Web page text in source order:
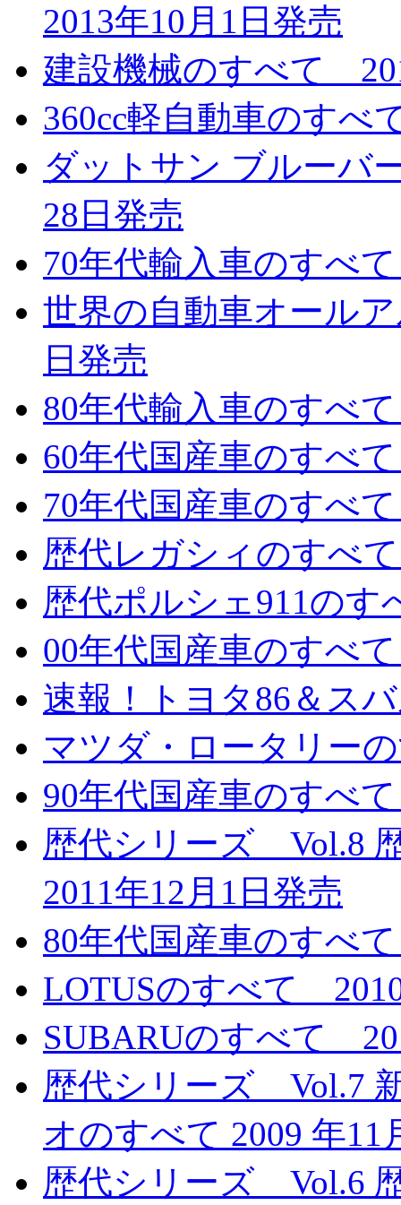
2013年10月1日発売
建設機械のすべて
360cc軽自動車のす
ダットサン ブルーバ
28日発売
70年代輸入車のすべ
世界の自動車オール
日発売
80年代輸入車のすべ
60年代国産車のすべ
70年代国産車のすべ
歴代レガシィのすべ
歴代ポルシェ911の
00年代国産車のすべ
速報！トヨタ86＆ス
マツダ・ロータリー
90年代国産車のすべ
歴代シリーズ Vol.8
2011年12月1日発売
80年代国産車のすべ
LOTUSのすべて
SUBARUのすべて
歴代シリーズ Vol.7
オのすべて 2009 年11
歴代シリーズ Vol.6